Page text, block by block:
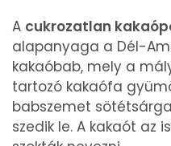
A cukrozatlan
alapanyaga a Dél-
kakaóbab, mely a
tartozó kakaófa
babszemet
szedik le. A kakaót az